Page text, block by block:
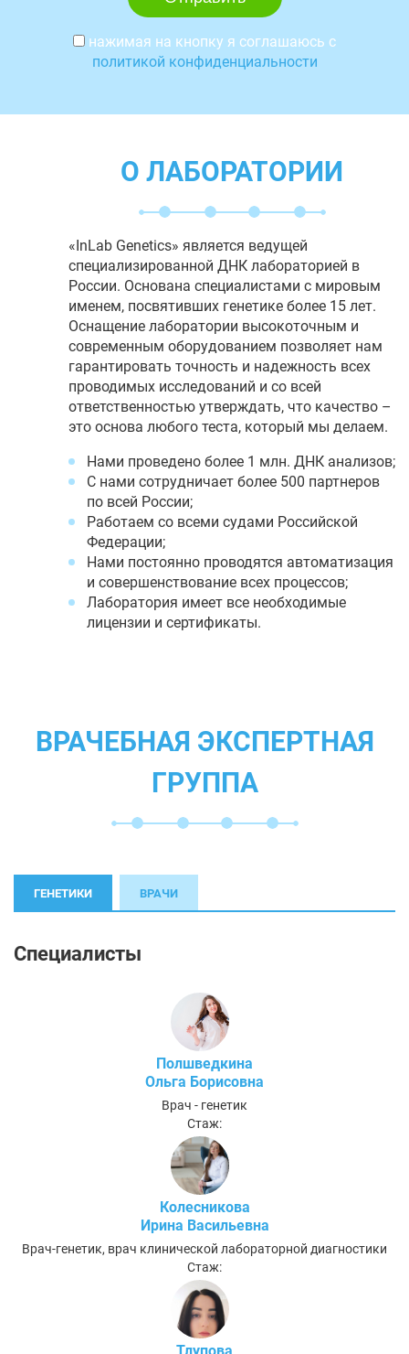
нажимая на кнопку я соглашаюсь с
политикой конфиденциальности
О ЛАБОРАТОРИИ
«InLab Genetics» является ведущей
специализированной ДНК лабораторией в
России. Основана специалистами с мировым
именем, посвятивших генетике более 15 лет.
Оснащение лаборатории высокоточным и
современным оборудованием позволяет нам
гарантировать точность и надежность всех
проводимых исследований и со всей
ответственностью утверждать, что качество –
это основа любого теста, который мы делаем.
Нами проведено более 1 млн. ДНК анализов;
С нами сотрудничает более 500 партнеров
по всей России;
Работаем со всеми судами Российской
Федерации;
Нами постоянно проводятся автоматизация
и совершенствование всех процессов;
Лаборатория имеет все необходимые
лицензии и сертификаты.
ВРАЧЕБНАЯ ЭКСПЕРТНАЯ
ГРУППА
ГЕНЕТИКИ ВРАЧИ
Специалисты
Полшведкина
Ольга Борисовна
Врач - генетик
Стаж:
Колесникова
Ирина Васильевна
Врач-генетик, врач клинической лабораторной диагностики
Стаж:
Тлупова